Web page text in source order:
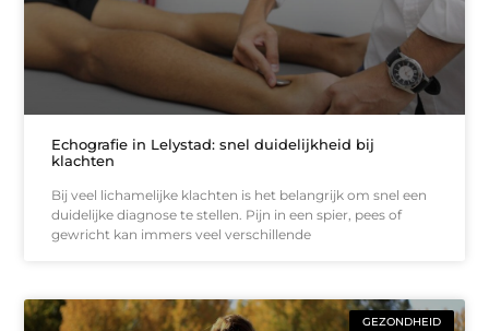
Echografie in Lelystad: snel duidelijkheid bij
klachten
Bij veel lichamelijke klachten is het belangrijk om snel een
duidelijke diagnose te stellen. Pijn in een spier, pees of
gewricht kan immers veel verschillende
GEZONDHEID